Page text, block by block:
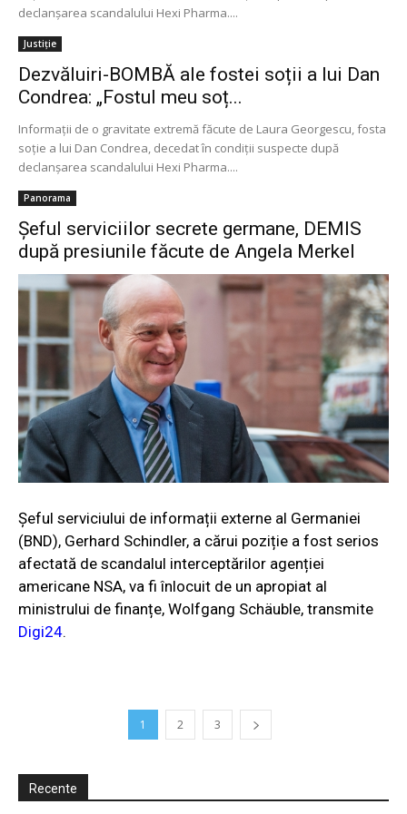
declanşarea scandalului Hexi Pharma....
Justiție
Dezvăluiri-BOMBĂ ale fostei soții a lui Dan
Condrea: „Fostul meu soț...
Informaţii de o gravitate extremă făcute de Laura Georgescu, fosta
soţie a lui Dan Condrea, decedat în condiţii suspecte după
declanşarea scandalului Hexi Pharma....
Panorama
Şeful serviciilor secrete germane, DEMIS
după presiunile făcute de Angela Merkel
Șeful serviciului de informații externe al Germaniei
(BND), Gerhard Schindler, a cărui poziție a fost serios
afectată de scandalul interceptărilor agenției
americane NSA, va fi înlocuit de un apropiat al
ministrului de finanțe, Wolfgang Schäuble, transmite
Digi24.
1 2 3
Recente